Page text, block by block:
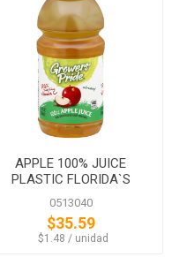
APPLE 100% JUICE
PLASTIC FLORIDA`S
NATURAL
0513040
$35.59
‏‏‎ ‎‏‏‎ ‎$1.48 / unidad